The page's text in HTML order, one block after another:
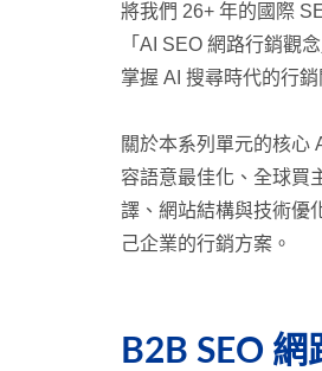
將我們 26+ 年的國際
「AI SEO 網路行銷觀
掌握 AI 搜尋時代的行銷
關於本系列單元的核心
容語意最佳化、全球買
譯、網站結構與技術優
己企業的行銷方案。
B2B SEO